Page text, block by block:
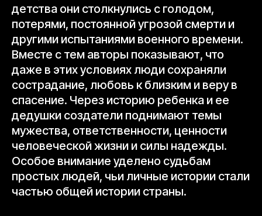
детства они столкнулись с голодом,
потерями, постоянной угрозой смерти и
другими испытаниями военного времени.
Вместе с тем авторы показывают, что
даже в этих условиях люди сохраняли
сострадание, любовь к близким и веру в
спасение. Через историю ребенка и ее
дедушки создатели поднимают темы
мужества, ответственности, ценности
человеческой жизни и силы надежды.
Особое внимание уделено судьбам
простых людей, чьи личные истории стали
частью общей истории страны.